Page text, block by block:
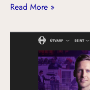
Read More »